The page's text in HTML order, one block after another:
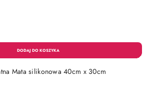
Mata silikonowa 40cm x 30cm